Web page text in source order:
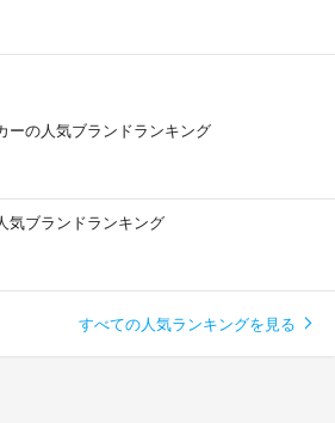
ーの人気ブランドランキング
気ブランドランキング
すべての人気ランキングを見る